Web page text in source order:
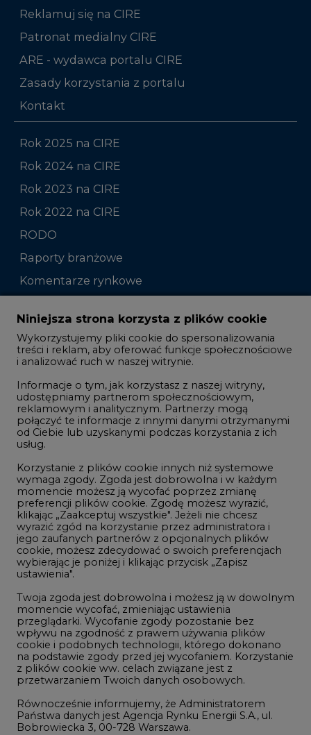
Reklamuj się na CIRE
Patronat medialny CIRE
ARE - wydawca portalu CIRE
Zasady korzystania z portalu
Kontakt
Rok 2025 na CIRE
Rok 2024 na CIRE
Rok 2023 na CIRE
Rok 2022 na CIRE
RODO
Raporty branżowe
Komentarze rynkowe
Zmiany kadrowe na rynku
Studio CIRE
Rozmowy o energetyce
Gospodarka
Geopolityka
LTE450
Innowacje i AI
Telekomunikacja i IT
Handel emisjami CO2
Wodór
Górnictwo
Atom
Fotowoltaika
Offshore wind
Zielone samorządy
Niniejsza strona korzysta z plików cookie
Wykorzystujemy pliki cookie do spersonalizowania
treści i reklam, aby oferować funkcje społecznościowe
i analizować ruch w naszej witrynie.
Informacje o tym, jak korzystasz z naszej witryny,
udostępniamy partnerom społecznościowym,
reklamowym i analitycznym. Partnerzy mogą
połączyć te informacje z innymi danymi otrzymanymi
od Ciebie lub uzyskanymi podczas korzystania z ich
usług.
Korzystanie z plików cookie innych niż systemowe
wymaga zgody. Zgoda jest dobrowolna i w każdym
momencie możesz ją wycofać poprzez zmianę
preferencji plików cookie. Zgodę możesz wyrazić,
klikając „Zaakceptuj wszystkie". Jeżeli nie chcesz
wyrazić zgód na korzystanie przez administratora i
jego zaufanych partnerów z opcjonalnych plików
cookie, możesz zdecydować o swoich preferencjach
wybierając je poniżej i klikając przycisk „Zapisz
ustawienia".
Twoja zgoda jest dobrowolna i możesz ją w dowolnym
momencie wycofać, zmieniając ustawienia
przeglądarki. Wycofanie zgody pozostanie bez
wpływu na zgodność z prawem używania plików
cookie i podobnych technologii, którego dokonano
na podstawie zgody przed jej wycofaniem. Korzystanie
z plików cookie ww. celach związane jest z
przetwarzaniem Twoich danych osobowych.
Równocześnie informujemy, że Administratorem
Państwa danych jest Agencja Rynku Energii S.A., ul.
Bobrowiecka 3, 00-728 Warszawa.